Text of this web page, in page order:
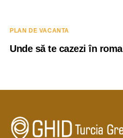
PLAN DE VACANTA
Unde să te cazezi în roma